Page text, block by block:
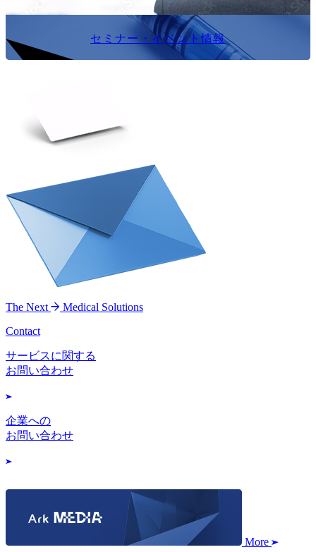
セミナー・イベント情報
The Next
Medical Solutions
Contact
サービスに関する
お問い合わせ
企業への
お問い合わせ
More